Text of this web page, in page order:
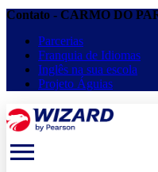
Contato - CARMO DO
Parcerias
Franquia de Idiomas
Inglês na sua escola
Projeto Águias
menu